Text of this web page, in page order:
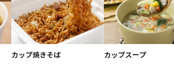
カップ焼きそば カップスープ